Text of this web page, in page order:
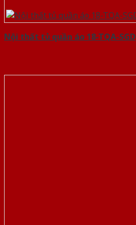
Nội thất tủ quần áo 18-TQA-SGD